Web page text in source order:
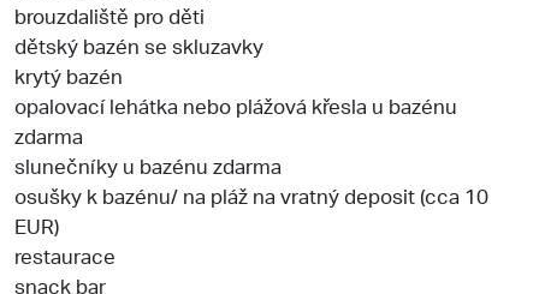
brouzdaliště pro děti
dětský bazén se skluzavky
krytý bazén
opalovací lehátka nebo plážová křesla u bazénu
zdarma
slunečníky u bazénu zdarma
osušky k bazénu/ na pláž na vratný deposit (cca 10
EUR)
restaurace
snack bar